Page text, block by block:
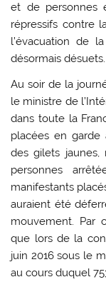
et de personnes
répressifs contre
l’évacuation de
désormais
Au soir de la
le ministre de
dans toute la
placées en
des gilets
personnes
manifestants
auraient été
mouvement. Par
que lors de la
juin 2016 sous le
au cours duquel